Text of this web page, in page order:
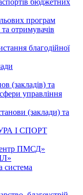
бюджетних
програм
отримувачів
благодійної
(закладів) та
управління
(заклади) та
І СПОРТ
ПМСД»
система